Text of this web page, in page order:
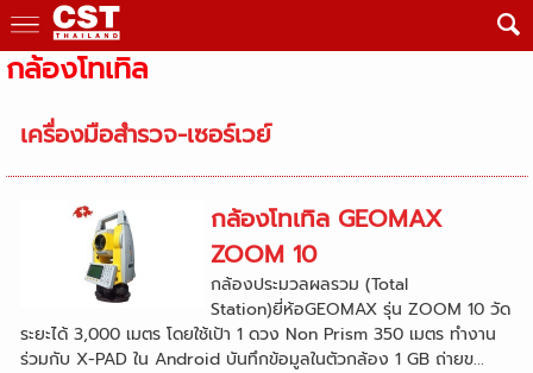
กล้องโทเทิล
เครื่องมือสำรวจ-เซอร์เวย์
กล้องโทเทิล GEOMAX
ZOOM 10
กล้องประมวลผลรวม (Total
Station)ยี่ห้อGEOMAX รุ่น ZOOM 10 วัด
ระยะได้ 3,000 เมตร โดยใช้เป้า 1 ดวง Non Prism 350 เมตร ทำงาน
ร่วมกับ X-PAD ใน Android บันทึกข้อมูลในตัวกล้อง 1 GB ถ่ายข...